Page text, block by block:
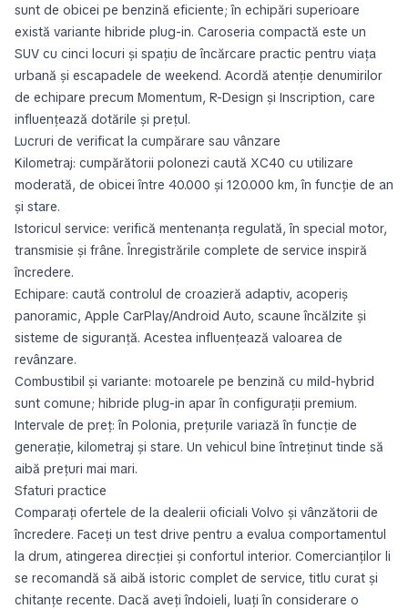
sunt de obicei pe benzină eficiente; în echipări superioare
există variante hibride plug-in. Caroseria compactă este un
SUV cu cinci locuri și spațiu de încărcare practic pentru viața
urbană și escapadele de weekend. Acordă atenție denumirilor
de echipare precum Momentum, R-Design și Inscription, care
influențează dotările și prețul.
Lucruri de verificat la cumpărare sau vânzare
Kilometraj: cumpărătorii polonezi caută XC40 cu utilizare
moderată, de obicei între 40.000 și 120.000 km, în funcție de an
și stare.
Istoricul service: verifică mentenanța regulată, în special motor,
transmisie și frâne. Înregistrările complete de service inspiră
încredere.
Echipare: caută controlul de croazieră adaptiv, acoperiș
panoramic, Apple CarPlay/Android Auto, scaune încălzite și
sisteme de siguranță. Acestea influențează valoarea de
revânzare.
Combustibil și variante: motoarele pe benzină cu mild-hybrid
sunt comune; hibride plug-in apar în configurații premium.
Intervale de preț: în Polonia, prețurile variază în funcție de
generație, kilometraj și stare. Un vehicul bine întreținut tinde să
aibă prețuri mai mari.
Sfaturi practice
Comparați ofertele de la dealerii oficiali Volvo și vânzătorii de
încredere. Faceți un test drive pentru a evalua comportamentul
la drum, atingerea direcției și confortul interior. Comercianților li
se recomandă să aibă istoric complet de service, titlu curat și
chitanțe recente. Dacă aveți îndoieli, luați în considerare o